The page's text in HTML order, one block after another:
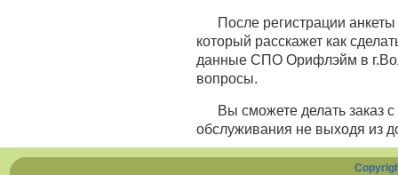
После регистрации
который расскажет как
данные СПО Орифлэйм в
вопросы.
Вы сможете делать заказ
обслуживания не выходя из